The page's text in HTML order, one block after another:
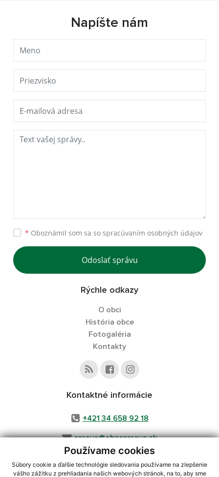
Používame cookies
Súbory cookie a ďalšie technológie sledovania používame na zlepšenie
vášho zážitku z prehliadania našich webových stránok, na to, aby sme
Napíšte nám
* Oboznámil som sa so spracúvaním osobných údajov
Odoslať správu
Rýchle odkazy
O obci
História obce
Fotogaléria
Kontakty
Kontaktné informácie
+421 34 658 92 18
cerova@obeccerova.sk